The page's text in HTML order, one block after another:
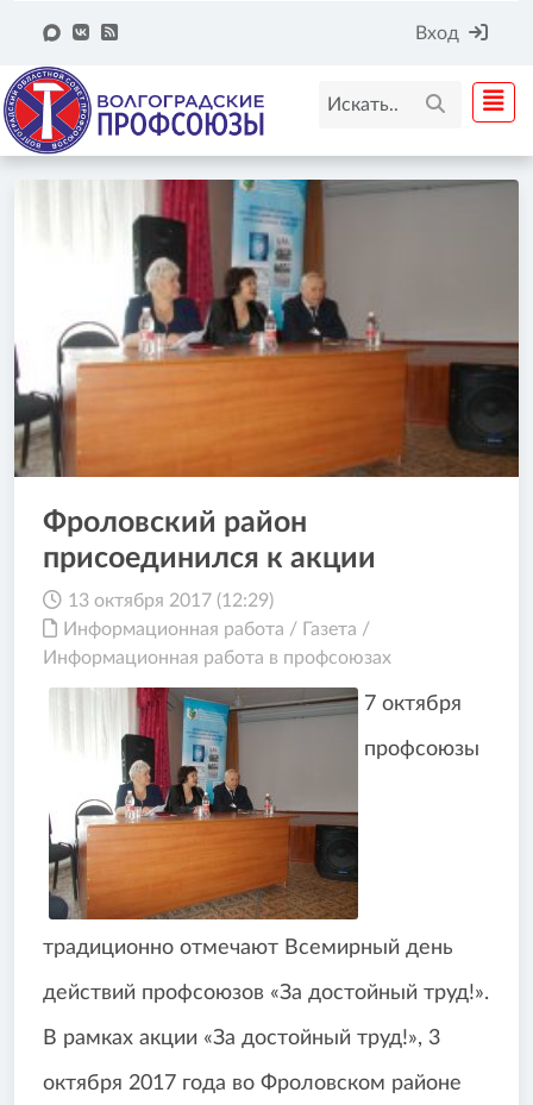
Вход
Фроловский район
присоединился к акции
13 октября 2017 (12:29)
Информационная работа / Газета /
Информационная работа в профсоюзах
7 октября
профсоюзы
традиционно отмечают Всемирный день
действий профсоюзов «За достойный труд!».
В рамках акции «За достойный труд!», 3
октября 2017 года во Фроловском районе